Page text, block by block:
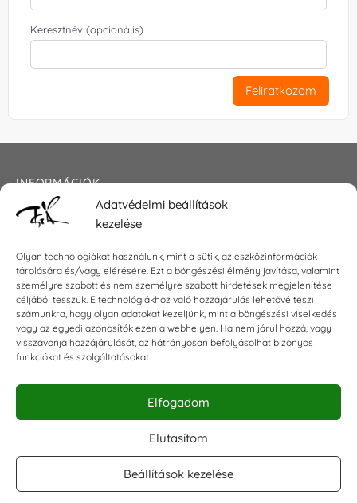
Adatvédelmi beállítások
kezelése
Olyan technológiákat használunk, mint a sütik, az eszközinformációk
tárolására és/vagy elérésére. Ezt a böngészési élmény javítása, valamint
személyre szabott és nem személyre szabott hirdetések megjelenítése
céljából tesszük. E technológiákhoz való hozzájárulás lehetővé teszi
számunkra, hogy olyan adatokat kezeljünk, mint a böngészési viselkedés
vagy az egyedi azonosítók ezen a webhelyen. Ha nem járul hozzá, vagy
visszavonja hozzájárulását, az hátrányosan befolyásolhat bizonyos
funkciókat és szolgáltatásokat.
Elfogadom
Elutasítom
Beállítások kezelése
Keresztnév (opcionális)
Feliratkozom
INFORMÁCIÓK
Általános szerződési feltételek
Impresszum
KAPCSOLAT
E-mail:shop@torokszilvi.com
Telefon: +36 30 6767872
KÖZÖSSÉGI
Facebook csoport